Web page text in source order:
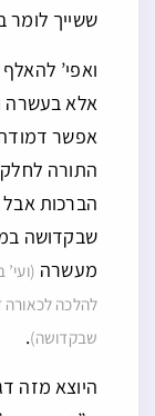
ששייך לומר
ואפי’
אלא בעשרה
אפשר דמודה
‫התורה
הברכות אבל
שבקדושה
מעשרה
להלכה לכאורה
שבקדושה).
היוצא מזה